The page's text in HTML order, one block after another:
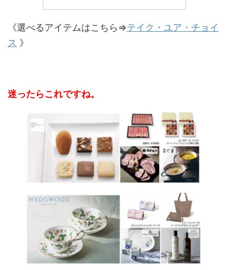
《選べるアイテムはこちら⇒テイク・ユア・チョイ
ス 》
迷ったらこれですね。